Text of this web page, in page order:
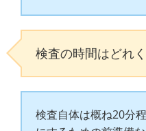
検査の時間はどれ
検査自体は概ね20分